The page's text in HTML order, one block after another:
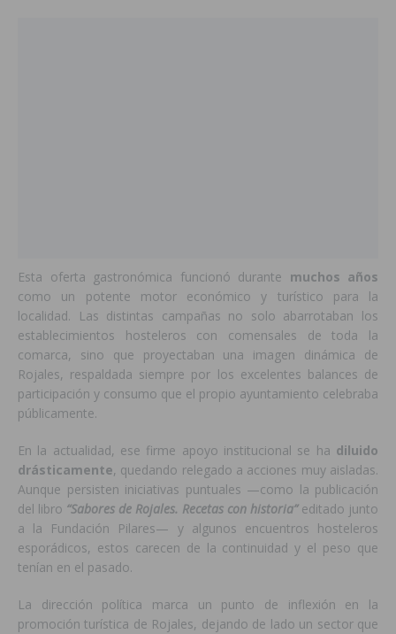
Esta oferta gastronómica funcionó durante muchos años
como un potente motor económico y turístico para la
localidad. Las distintas campañas no solo abarrotaban los
establecimientos hosteleros con comensales de toda la
comarca, sino que proyectaban una imagen dinámica de
Rojales, respaldada siempre por los excelentes balances de
participación y consumo que el propio ayuntamiento celebraba
públicamente.
En la actualidad, ese firme apoyo institucional se ha diluido
drásticamente, quedando relegado a acciones muy aisladas.
Aunque persisten iniciativas puntuales —como la publicación
del libro “Sabores de Rojales. Recetas con historia”editado junto
a la Fundación Pilares— y algunos encuentros hosteleros
esporádicos, estos carecen de la continuidad y el peso que
tenían en el pasado.
La dirección política marca un punto de inflexión en la
promoción turística de Rojales, dejando de lado un sector que